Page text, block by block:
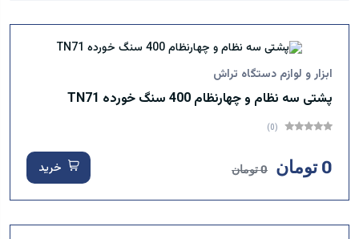
ابزار و لوازم دستگاه تراش
پشتی سه نظام و چهارنظام 400 سنگ خورده TN71
(0)
0 تومان 0 تومان خرید